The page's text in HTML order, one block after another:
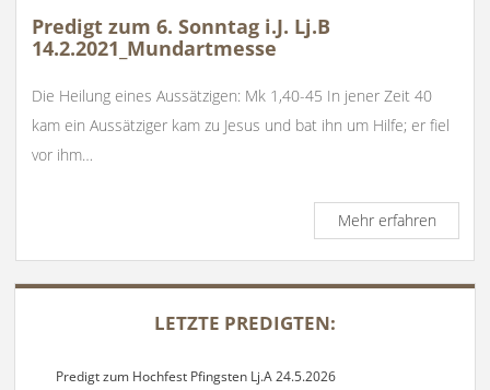
Predigt zum 6. Sonntag i.J. Lj.B
14.2.2021_Mundartmesse
Die Heilung eines Aussätzigen: Mk 1,40-45 In jener Zeit 40
kam ein Aussätziger kam zu Jesus und bat ihn um Hilfe; er fiel
vor ihm…
Mehr erfahrenPredigt
zum
6.
Sonntag
SIDEBAR
LETZTE PREDIGTEN:
Predigt zum Hochfest Pfingsten Lj.A 24.5.2026